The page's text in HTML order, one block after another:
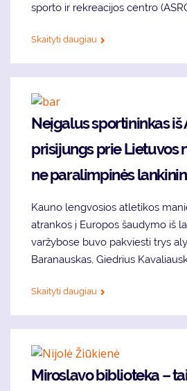
sporto ir rekreacijos centro
Skaityti daugiau
Neįgalus sportininkas iš
prisijungs prie Lietuvos
ne paralimpinės
Kauno lengvosios atletikos
atrankos į Europos šaudymo iš
varžybose buvo pakviesti trys
Baranauskas, Giedrius
Skaityti daugiau
Mi­ros­la­vo bib­lio­te­ka –